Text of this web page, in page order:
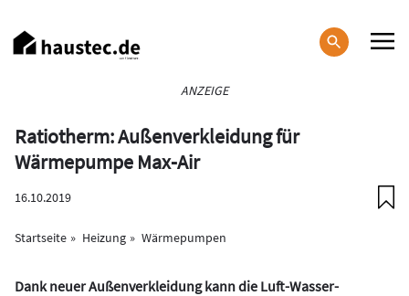
zum
Inhalt
ANZEIGE
Ratiotherm: Außenverkleidung für
Wärmepumpe Max-Air
16.10.2019
Startseite Heizung Wärmepumpen
Dank neuer Außenverkleidung kann die Luft-Wasser-